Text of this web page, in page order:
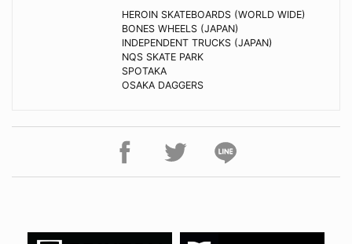
HEROIN SKATEBOARDS (WORLD WIDE)
BONES WHEELS (JAPAN)
INDEPENDENT TRUCKS (JAPAN)
NQS SKATE PARK
SPOTAKA
OSAKA DAGGERS